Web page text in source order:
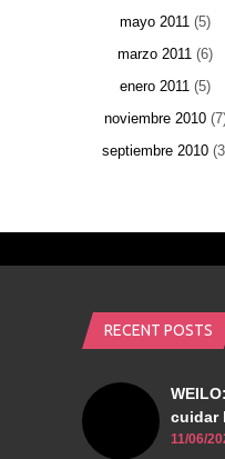
mayo 2011 (5)
marzo 2011 (6)
enero 2011 (5)
noviembre 2010
septiembre 2010
RECENT POSTS
cuidar
11/06/